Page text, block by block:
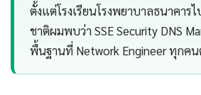
ตั้งแต่โรงเรียนโรงพยาบาลธนาคา
ชาติผมพบว่า SSE Security DNS
พื้นฐานที่ Network Engineer ทุกคน